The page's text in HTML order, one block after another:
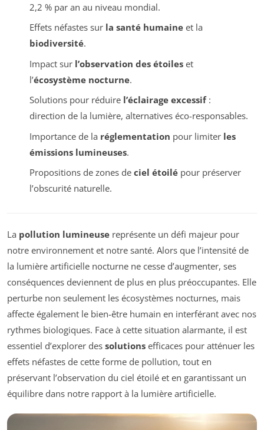
2,2 % par an au niveau mondial.
Effets néfastes sur la santé humaineet la
biodiversité.
Impact sur l’observation des étoileset
l’écosystème nocturne.
Solutions pour réduire l’éclairage excessif:
direction de la lumière, alternatives éco-responsables.
Importance de la réglementation pour limiter les
émissions lumineuses.
Propositions de zones de ciel étoilépour préserver
l’obscurité naturelle.
La pollution lumineuse représente un défi majeur pour
notre environnement et notre santé. Alors que l’intensité de
la lumière artificielle nocturne ne cesse d’augmenter, ses
conséquences deviennent de plus en plus préoccupantes. Elle
perturbe non seulement les écosystèmes nocturnes, mais
affecte également le bien-être humain en interférant avec nos
rythmes biologiques. Face à cette situation alarmante, il est
essentiel d’explorer des solutions efficaces pour atténuer les
effets néfastes de cette forme de pollution, tout en
préservant l’observation du ciel étoilé et en garantissant un
équilibre dans notre rapport à la lumière artificielle.